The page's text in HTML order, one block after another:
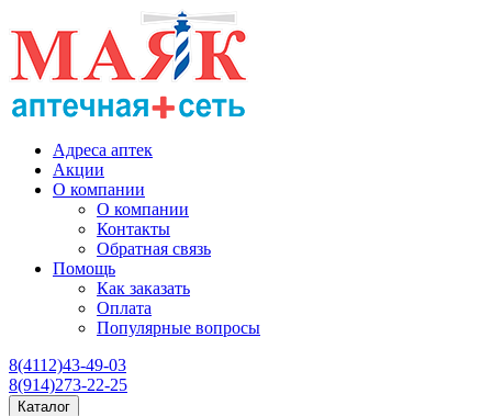
Адреса аптек
Акции
О компании
О компании
Контакты
Обратная связь
Помощь
Как заказать
Оплата
Популярные вопросы
8(4112)43-49-03
8(914)273-22-25
Каталог